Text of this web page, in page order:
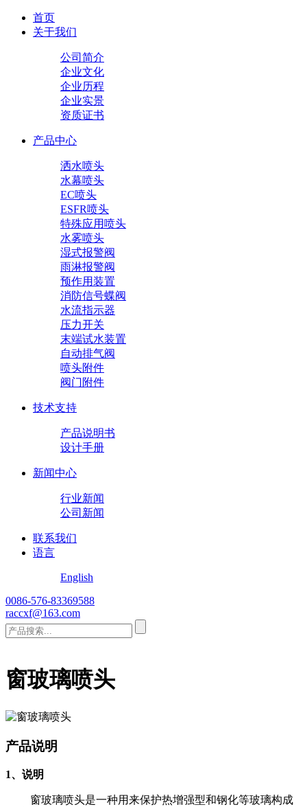
首页
关于我们
公司简介
企业文化
企业历程
企业实景
资质证书
产品中心
洒水喷头
水幕喷头
EC喷头
ESFR喷头
特殊应用喷头
水雾喷头
湿式报警阀
雨淋报警阀
预作用装置
消防信号蝶阀
水流指示器
压力开关
末端试水装置
自动排气阀
喷头附件
阀门附件
技术支持
产品说明书
设计手册
新闻中心
行业新闻
公司新闻
联系我们
语言
English
0086-576-83369588
raccxf@163.com
窗玻璃喷头
产品说明
1、说明
窗玻璃喷头是一种用来保护热增强型和钢化等玻璃构成